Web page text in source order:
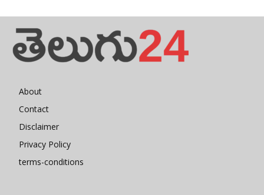
About
Contact
Disclaimer
Privacy Policy
terms-conditions